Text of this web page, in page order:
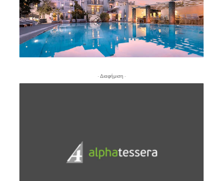
- Διαφήμιση -